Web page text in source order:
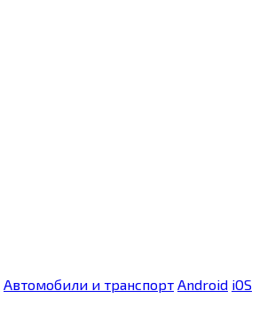
Автомобили и транспорт Android iOS